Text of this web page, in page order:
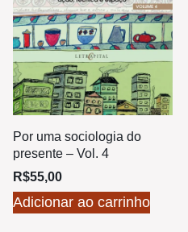
Por uma sociologia do
presente – Vol. 4
R$55,00
Adicionar ao carrinho